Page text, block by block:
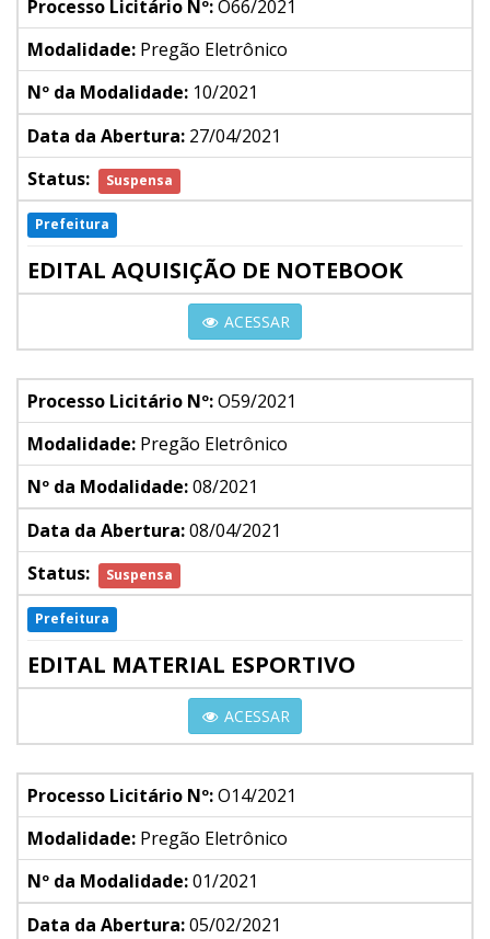
Processo Licitário Nº:O66/2021
Modalidade: Pregão Eletrônico
Nº da Modalidade: 10/2021
Data da Abertura: 27/04/2021
Status:
Suspensa
Prefeitura
EDITAL AQUISIÇÃO DE NOTEBOOK
ACESSAR
Processo Licitário Nº:O59/2021
Modalidade: Pregão Eletrônico
Nº da Modalidade:08/2021
Data da Abertura:08/04/2021
Status:
Suspensa
Prefeitura
EDITAL MATERIAL ESPORTIVO
ACESSAR
Processo Licitário Nº:O14/2021
Modalidade: Pregão Eletrônico
Nº da Modalidade:01/2021
Data da Abertura:05/02/2021